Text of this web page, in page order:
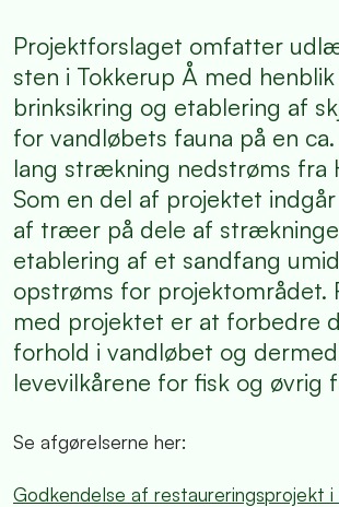
Projektforslaget omfatter
sten i Tokkerup Å med henblik
brinksikring og etablering af
for vandløbets fauna på en
lang strækning nedstrøms fra
Som en del af projektet
af træer på dele af
etablering af et sandfang
opstrøms for projektområdet.
med projektet er at forbedre
forhold i vandløbet og
levevilkårene for fisk og øvrig
Se afgørelserne her:
Godkendelse af restaureringsprojekt